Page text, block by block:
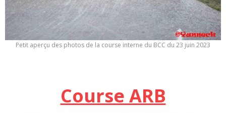
Petit aperçu des photos de la course interne du BCC du 23 juin 2023
Course ARB